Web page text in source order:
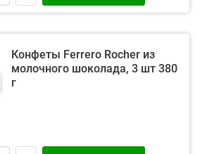
Конфеты Ferrero Rocher из
молочного шоколада, 3 шт 380
г